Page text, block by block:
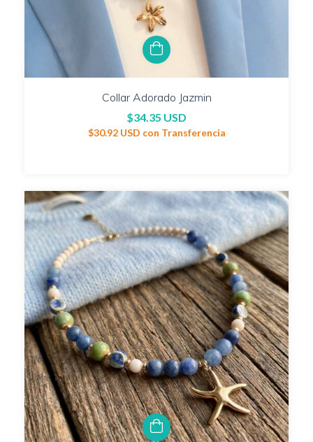
Collar Adorado Jazmin
$34.35 USD
$30.92 USD con Transferencia